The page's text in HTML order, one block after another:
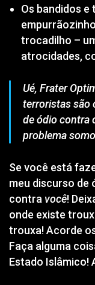
Os bandidos
trocadilho –
atrocidades,
Ué, Frater
terroristas são
de ódio contra
problema
Se você está
meu discurso de
contra você!
onde existe
trouxa! Acorde
Faça alguma
Estado Islâmico!